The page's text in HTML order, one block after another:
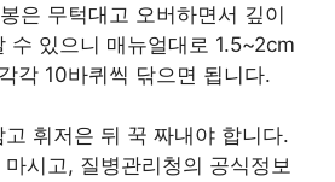
은 무턱대고 오버하면서 깊이
수 있으니 매뉴얼대로 1.5~2cm
각 10바퀴씩 닦으면 됩니다.
휘저은 뒤 꾹 짜내야 합니다.
시고, 질병관리청의 공식정보